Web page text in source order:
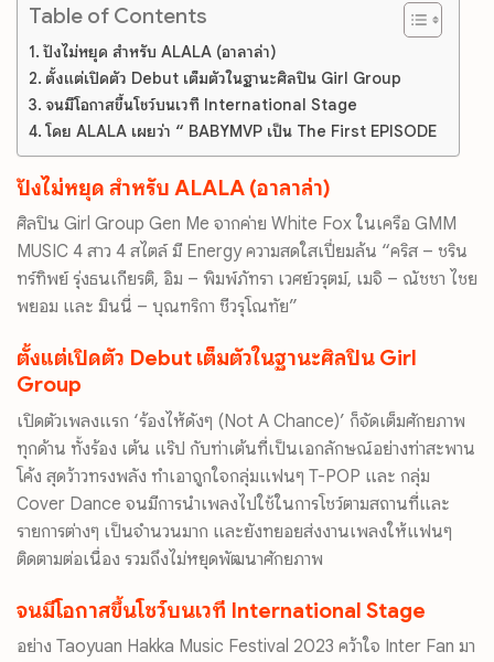
Table of Contents
ปังไม่หยุด สำหรับ ALALA (อาลาล่า)
ตั้งแต่เปิดตัว Debut เต็มตัวในฐานะศิลปิน Girl Group
จนมีโอกาสขึ้นโชว์บนเวที International Stage
โดย ALALA เผยว่า “ BABYMVP เป็น The First EPISODE
ปังไม่หยุด สำหรับ ALALA (อาลาล่า)
ศิลปิน Girl Group Gen Me จากค่าย White Fox ในเครือ GMM
MUSIC 4 สาว 4 สไตล์ มี Energy ความสดใสเปี่ยมล้น “คริส – ชริน
ทร์ทิพย์ รุ่งธนเกียรติ, อิม – พิมพ์ภัทรา เวศย์วรุตม์, เมจิ – ณัชชา ไชย
พยอม และ มินนี่ – บุณฑริกา ชีวรุโณทัย”
ตั้งแต่เปิดตัว Debut เต็มตัวในฐานะศิลปิน Girl
Group
เปิดตัวเพลงแรก ‘ร้องไห้ดังๆ (Not A Chance)’ ก็จัดเต็มศักยภาพ
ทุกด้าน ทั้งร้อง เต้น แร๊ป กับท่าเต้นที่เป็นเอกลักษณ์อย่างท่าสะพาน
โค้ง สุดว้าวทรงพลัง ทำเอาถูกใจกลุ่มแฟนๆ T-POP และ กลุ่ม
Cover Dance จนมีการนำเพลงไปใช้ในการโชว์ตามสถานที่และ
รายการต่างๆ เป็นจำนวนมาก และยังทยอยส่งงานเพลงให้แฟนๆ
ติดตามต่อเนื่อง รวมถึงไม่หยุดพัฒนาศักยภาพ
จนมีโอกาสขึ้นโชว์บนเวที International Stage
อย่าง Taoyuan Hakka Music Festival 2023 คว้าใจ Inter Fan มา